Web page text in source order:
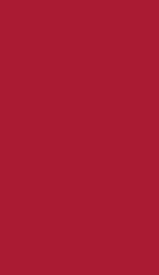
AN-B16/01
mm. tipo ribaltabile, con
verticale. realizzata in tubo
con materiale
6), colore bianco
caldo al tatto, unita con
barre filettate in acciaio,
da porosita'. completa di:
termoplastico,
304 a 4 fori per fissaggio a
ø8, rinforzo a terra
e portarotolo. dimensioni
800(p) x 800(h) x 220(h
garanzia 5 anni.
b16/01
SUL PRODOTTO